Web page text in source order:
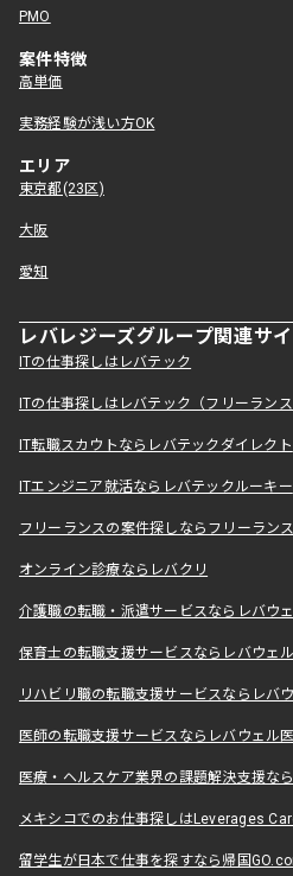
PMO
案件特徴
高単価
実務経験が浅い方OK
エリア
東京都(23区)
大阪
愛知
レバレジーズグループ関連サ
ITの仕事探しはレバテック
ITの仕事探しはレバテック（フリーラン
IT転職スカウトならレバテックダイレクト
ITエンジニア就活ならレバテックルーキー
フリーランスの案件探しならフリーラン
オンライン診療ならレバクリ
介護職の転職・派遣サービスならレバウ
保育士の転職支援サービスならレバウェ
リハビリ職の転職支援サービスならレバ
医師の転職支援サービスならレバウェル
医療・ヘルスケア業界の課題解決支援な
メキシコでのお仕事探しはLeverages
留学生が日本で仕事を探すなら帰国